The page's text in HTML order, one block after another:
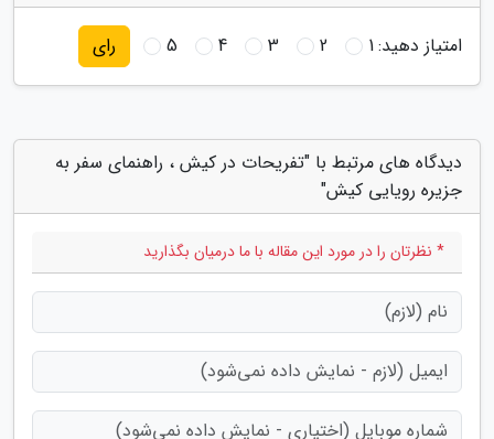
امتیاز دهید:1
2
3
4
5 رای
دیدگاه های مرتبط با "تفریحات در کیش ، راهنمای سفر به
جزیره رویایی کیش"
* نظرتان را در مورد این مقاله با ما درمیان بگذارید